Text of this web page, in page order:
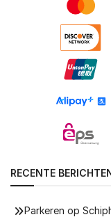
RECENTE
Parkeren op